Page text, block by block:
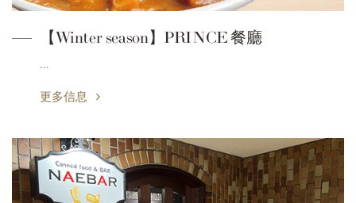
【Winter season】PRINCE 餐廳
…
更多信息